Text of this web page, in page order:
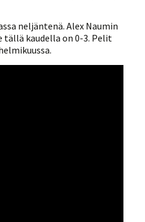
neljäntenä. Alex Naumin
kaudella on 0-3. Pelit